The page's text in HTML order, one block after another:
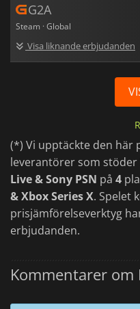
G2A
Steam · Global
Visa liknande erbjudanden
(*) Vi upptäckte den här
leverantörer som stöder
Live & Sony PSN på 4
& Xbox Series X. Spelet
prisjämförelseverktyg
erbjudanden.
Kommentarer om